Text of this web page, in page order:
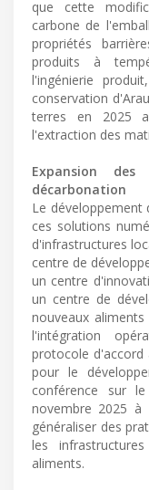
que cette
carbone de
propriétés
produits à
l'ingénierie
conservation
terres en 2025
l'extraction des
Expansion
décarbonation
Le développement
ces solutions
d'infrastructures
centre de
un centre
un centre de
nouveaux
l'intégration
protocole d'accord
pour le
conférence sur
novembre 2025
généraliser des
les
aliments.